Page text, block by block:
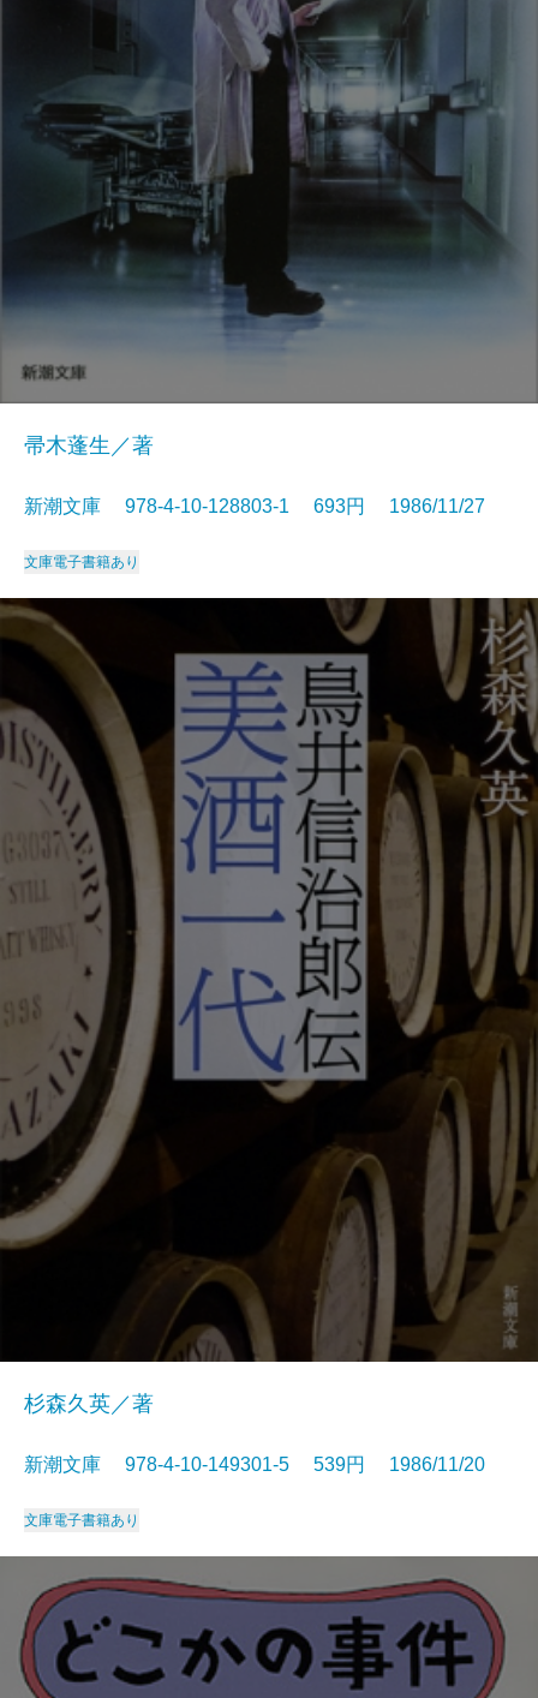
帚木蓬生／著
新潮文庫 978-4-10-128803-1 693円 1986/11/27
文庫電子書籍あり
杉森久英／著
新潮文庫 978-4-10-149301-5 539円 1986/11/20
文庫電子書籍あり